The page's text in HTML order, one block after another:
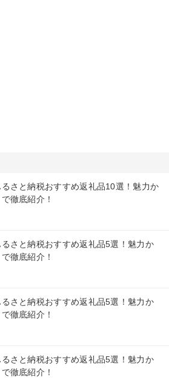
さと納税おすすめ返礼品10選！魅力か
徹底紹介！
さと納税おすすめ返礼品5選！魅力か
徹底紹介！
さと納税おすすめ返礼品5選！魅力か
徹底紹介！
さと納税おすすめ返礼品5選！魅力か
徹底紹介！